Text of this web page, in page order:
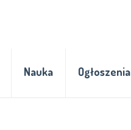
Nauka Ogłoszenia